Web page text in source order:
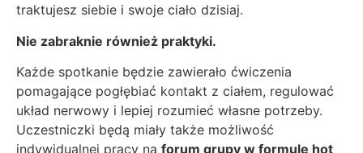
traktujesz siebie i swoje ciało dzisiaj.
Nie zabraknie również praktyki.
Każde spotkanie będzie zawierało ćwiczenia
pomagające pogłębiać kontakt z ciałem, regulować
układ nerwowy i lepiej rozumieć własne potrzeby.
Uczestniczki będą miały także możliwość
indywidualnej pracy na forum grupy w formule hot